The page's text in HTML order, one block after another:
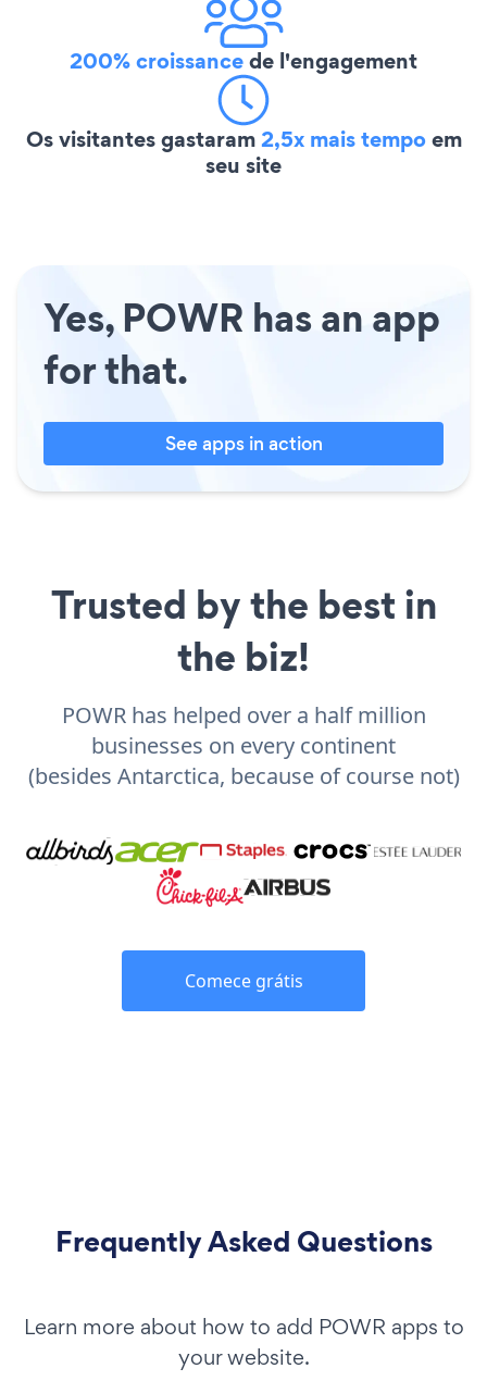
200% croissancede l'engagement
Os visitantes gastaram2,5x mais tempoem
seu site
Yes, POWR has an app
for that.
See apps in action
Trusted by the best in
the biz!
POWR has helped over a half million
businesses on every continent
(besides Antarctica, because of course not)
Comece grátis
Frequently Asked Questions
Learn more about how to add POWR apps to
your website.